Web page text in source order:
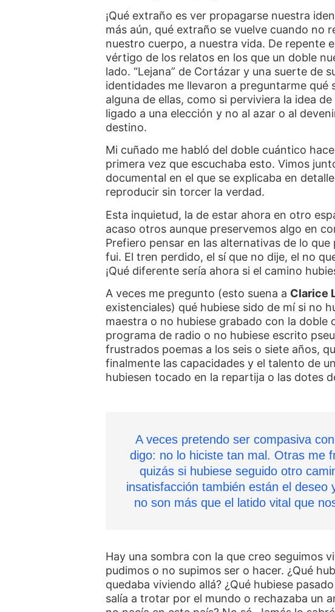
¡Qué extraño es ver propagarse nuestra
más aún, qué extraño se vuelve cuando no
nuestro cuerpo, a nuestra vida. De repente
vértigo de los relatos en los que un doble
lado. “Lejana” de Cortázar y una suerte de
identidades me llevaron a preguntarme qué
alguna de ellas, como si perviviera la idea
ligado a una elección y no al azar o al
destino.
Mi cuñado me habló del doble cuántico
primera vez que escuchaba esto. Vimos
documental en el que se explicaba en
reproducir sin torcer la verdad.
Esta inquietud, la de estar ahora en otro
acaso otros aunque preservemos algo en
Prefiero pensar en las alternativas de lo
fui. El tren perdido, el sí que no dije, el no
¡Qué diferente sería ahora si el camino
A veces me pregunto (esto suena a Clarice
existenciales) qué hubiese sido de mí si no
maestra o no hubiese grabado con la doble
programa de radio o no hubiese escrito
frustrados poemas a los seis o siete años,
finalmente las capacidades y el talento de
hubiesen tocado en la repartija o las dotes
A veces pretendo ser compasiva
digo: no lo hiciste tan mal. Otras me
quizás si hubiese seguido otro
insatisfacción también están el deseo
no son más que el latido vital que
Hay una sombra con la que creo seguimos
pudimos o no supimos ser o hacer. ¿Qué
quedaba viviendo allá? ¿Qué hubiese
salía a trotar por el mundo o rechazaba un